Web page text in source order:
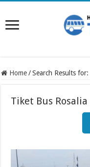
Home / Search Results
Tiket Bus Rosalia